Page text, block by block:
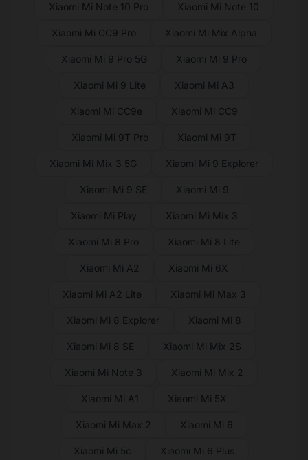
Xiaomi Mi Note 10 Pro Xiaomi Mi Note 10
Xiaomi Mi CC9 Pro Xiaomi Mi Mix Alpha
Xiaomi Mi 9 Pro 5G Xiaomi Mi 9 Pro
Xiaomi Mi 9 Lite Xiaomi Mi A3
Xiaomi Mi CC9e Xiaomi Mi CC9
Xiaomi Mi 9T Pro Xiaomi Mi 9T
Xiaomi Mi Mix 3 5G Xiaomi Mi 9 Explorer
Xiaomi Mi 9 SE Xiaomi Mi 9
Xiaomi Mi Play Xiaomi Mi Mix 3
Xiaomi Mi 8 Pro Xiaomi Mi 8 Lite
Xiaomi Mi A2 Xiaomi Mi 6X
Xiaomi Mi A2 Lite Xiaomi Mi Max 3
Xiaomi Mi 8 Explorer Xiaomi Mi 8
Xiaomi Mi 8 SE Xiaomi Mi Mix 2S
Xiaomi Mi Note 3 Xiaomi Mi Mix 2
Xiaomi Mi A1 Xiaomi Mi 5X
Xiaomi Mi Max 2 Xiaomi Mi 6
Xiaomi Mi 5c Xiaomi Mi 6 Plus